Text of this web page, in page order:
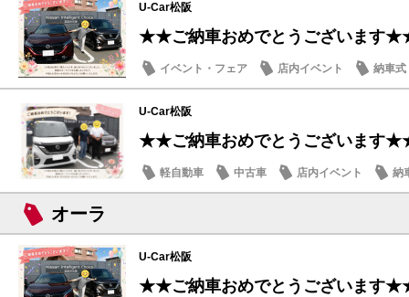
U-Car松阪
★★ご納車おめでとうございます
イベント・フェア 店内イベント 納車式
U-Car松阪
★★ご納車おめでとうございます
軽自動車 中古車 店内イベント 納
オーラ
U-Car松阪
★★ご納車おめでとうございます